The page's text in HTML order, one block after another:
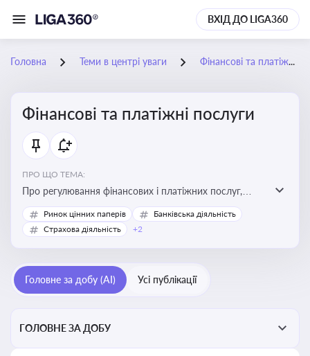
ВХІД ДО LIGA360
Головна Теми в центрі уваги Фінансові та платіжні послуги
Фінансові та платіжні послуги
ПРО ЩО ТЕМА:
Про регулювання фінансових і платіжних послуг,
управління коштами, приймання платежів та
дотримання ліцензійних вимог
Ринок цінних паперів
Банківська діяльність
Страхова діяльність
+2
Головне за добу (AI) Усі публікації
ГОЛОВНЕ ЗА ДОБУ